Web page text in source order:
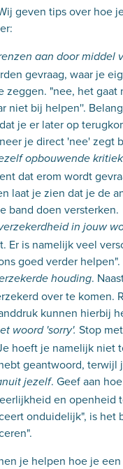
geven tips over hoe
aan door middel
gevraag, waar je
zeggen. "nee, het
niet bij helpen''.
je er later op
je direct 'nee' zegt
opbouwende
dat erom wordt
laat je zien dat je de
band doen versterken.
in jouw
Er is namelijk veel
goed verder
houding.
over te komen.
kunnen hierbij
woord 'sorry'. Stop
hoeft je namelijk niet
geantwoord, terwijl
jezelf. Geef aan
en openheid
onduidelijk", is het
je helpen hoe je